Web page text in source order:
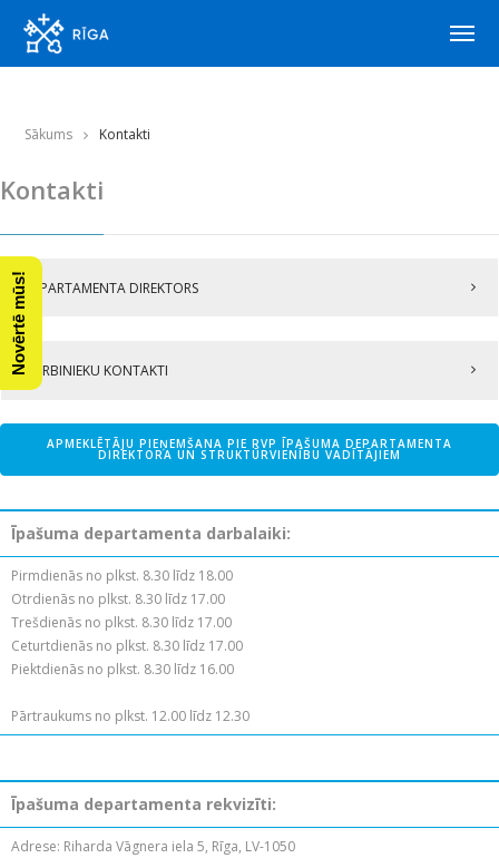
Sākums Kontakti
Kontakti
DEPARTAMENTA DIREKTORS
DARBINIEKU KONTAKTI
APMEKLĒTĀJU PIEŅEMŠANA PIE RVP ĪPAŠUMA DEPARTAMENTA
DIREKTORA UN STRUKTŪRVIENĪBU VADĪTĀJIEM
Īpašuma departamenta darbalaiki:
Pirmdienās no plkst. 8.30 līdz 18.00
Otrdienās no plkst. 8.30 līdz 17.00
Trešdienās no plkst. 8.30 līdz 17.00
Ceturtdienās no plkst. 8.30 līdz 17.00
Piektdienās no plkst. 8.30 līdz 16.00
Pārtraukums no plkst. 12.00 līdz 12.30
Īpašuma departamenta rekvizīti:
Adrese: Riharda Vāgnera iela 5, Rīga, LV-1050
Novērtē mūs!